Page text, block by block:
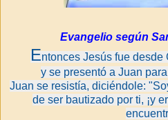
Evangelio según
Entonces Jesús fue desde
y se presentó a Juan
Juan se resistía, diciéndole:
de ser bautizado por ti, ¡y